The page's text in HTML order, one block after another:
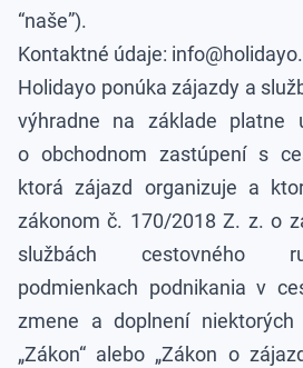
“naše”).
Kontaktné údaje:
Holidayo ponúka zájazdy a
výhradne na základe platne
o obchodnom zastúpení s
ktorá zájazd organizuje a
zákonom č. 170/2018 Z. z. o
službách cestovného
podmienkach podnikania v
zmene a doplnení
„Zákon“ alebo „Zákon o